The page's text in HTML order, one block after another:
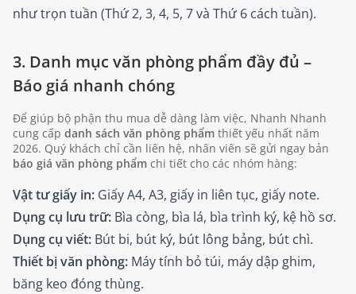
như trọn tuần (Thứ 2, 3, 4, 5, 7 và Thứ 6 cách tuần).
3. Danh mục văn phòng phẩm đầy đủ –
Báo giá nhanh chóng
Để giúp bộ phận thu mua dễ dàng làm việc, Nhanh Nhanh
cung cấp danh sách văn phòng phẩm thiết yếu nhất năm
2026. Quý khách chỉ cần liên hệ, nhân viên sẽ gửi ngay bản
báo giá văn phòng phẩm chi tiết cho các nhóm hàng:
Vật tư giấy in: Giấy A4, A3, giấy in liên tục, giấy note.
Dụng cụ lưu trữ: Bìa còng, bìa lá, bìa trình ký, kệ hồ sơ.
Dụng cụ viết: Bút bi, bút ký, bút lông bảng, bút chì.
Thiết bị văn phòng: Máy tính bỏ túi, máy dập ghim,
băng keo đóng thùng.